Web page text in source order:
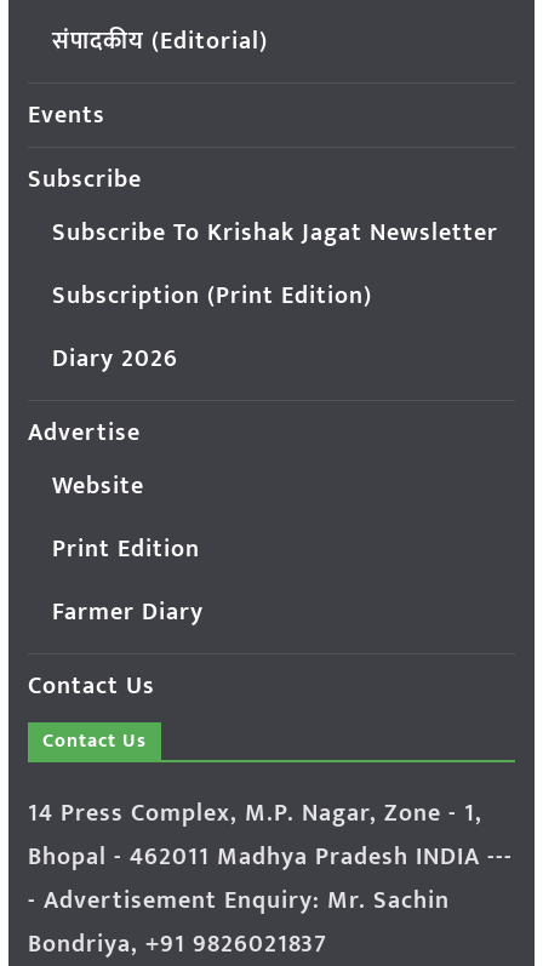
संपादकीय (Editorial)
Events
Subscribe
Subscribe To Krishak Jagat Newsletter
Subscription (Print Edition)
Diary 2026
Advertise
Website
Print Edition
Farmer Diary
Contact Us
Contact Us
14 Press Complex, M.P. Nagar, Zone - 1,
Bhopal - 462011 Madhya Pradesh INDIA ---
- Advertisement Enquiry: Mr. Sachin
Bondriya, +91 9826021837